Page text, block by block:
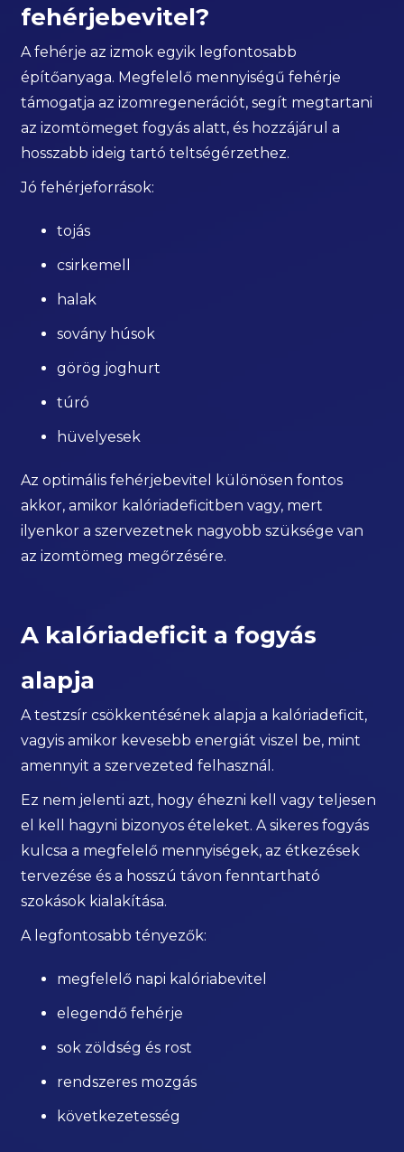
fehérjebevitel?
A fehérje az izmok egyik legfontosabb
építőanyaga. Megfelelő mennyiségű fehérje
támogatja az izomregenerációt, segít megtartani
az izomtömeget fogyás alatt, és hozzájárul a
hosszabb ideig tartó teltségérzethez.
Jó fehérjeforrások:
tojás
csirkemell
halak
sovány húsok
görög joghurt
túró
hüvelyesek
Az optimális fehérjebevitel különösen fontos
akkor, amikor kalóriadeficitben vagy, mert
ilyenkor a szervezetnek nagyobb szüksége van
az izomtömeg megőrzésére.
A kalóriadeficit a fogyás
alapja
A testzsír csökkentésének alapja a kalóriadeficit,
vagyis amikor kevesebb energiát viszel be, mint
amennyit a szervezeted felhasznál.
Ez nem jelenti azt, hogy éhezni kell vagy teljesen
el kell hagyni bizonyos ételeket. A sikeres fogyás
kulcsa a megfelelő mennyiségek, az étkezések
tervezése és a hosszú távon fenntartható
szokások kialakítása.
A legfontosabb tényezők:
megfelelő napi kalóriabevitel
elegendő fehérje
sok zöldség és rost
rendszeres mozgás
következetesség